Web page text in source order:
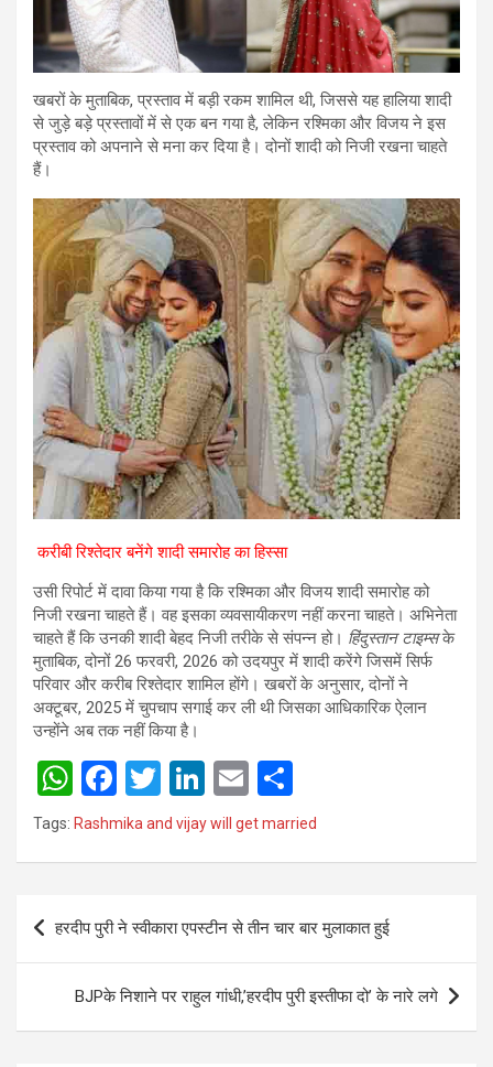
खबरों के मुताबिक, प्रस्ताव में बड़ी रकम शामिल थी, जिससे यह हालिया शादी
से जुड़े बड़े प्रस्तावों में से एक बन गया है, लेकिन रश्मिका और विजय ने इस
प्रस्ताव को अपनाने से मना कर दिया है। दोनों शादी को निजी रखना चाहते
हैं।
करीबी रिश्तेदार बनेंगे शादी समारोह का हिस्सा
उसी रिपोर्ट में दावा किया गया है कि रश्मिका और विजय शादी समारोह को
निजी रखना चाहते हैं। वह इसका व्यवसायीकरण नहीं करना चाहते। अभिनेता
चाहते हैं कि उनकी शादी बेहद निजी तरीके से संपन्न हो। हिंदुस्तान टाइम्सके
मुताबिक, दोनों 26 फरवरी, 2026 को उदयपुर में शादी करेंगे जिसमें सिर्फ
परिवार और करीब रिश्तेदार शामिल होंगे। खबरों के अनुसार, दोनों ने
अक्टूबर, 2025 में चुपचाप सगाई कर ली थी जिसका आधिकारिक ऐलान
उन्होंने अब तक नहीं किया है।
W
h
A
p
p
F
a
o
o
k
T
wi
Li
n
n
E
m h
Tags: Rashmika and vijay will get married
Post
navigation
हरदीप पुरी ने स्वीकारा एपस्टीन से तीन चार बार मुलाकात हुई
BJPके निशाने पर राहुल गांधी,’हरदीप पुरी इस्तीफा दो’ के नारे लगे